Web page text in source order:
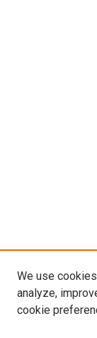
We use
analyze,
cookie